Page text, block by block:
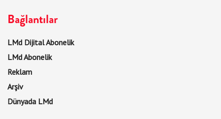
Bağlantılar
LMd Dijital Abonelik
LMd Abonelik
Reklam
Arşiv
Dünyada LMd